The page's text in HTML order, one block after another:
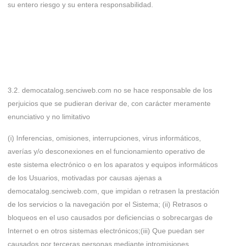
su entero riesgo y su entera responsabilidad.
3.2. democatalog.senciweb.com no se hace responsable de los
perjuicios que se pudieran derivar de, con carácter meramente
enunciativo y no limitativo
(i) Inferencias, omisiones, interrupciones, virus informáticos,
averías y/o desconexiones en el funcionamiento operativo de
este sistema electrónico o en los aparatos y equipos informáticos
de los Usuarios, motivadas por causas ajenas a
democatalog.senciweb.com, que impidan o retrasen la prestación
de los servicios o la navegación por el Sistema; (ii) Retrasos o
bloqueos en el uso causados por deficiencias o sobrecargas de
Internet o en otros sistemas electrónicos;(iii) Que puedan ser
causados por terceras personas mediante intromisiones